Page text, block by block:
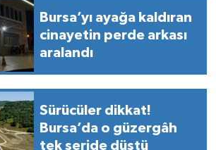
Bursa’yı ayağa kaldıran
cinayetin perde arkası
aralandı
Sürücüler dikkat!
Bursa’da o güzergâh
tek şeride düştü